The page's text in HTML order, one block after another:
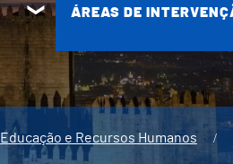
ÁREAS DE
Educação e Recursos Humanos